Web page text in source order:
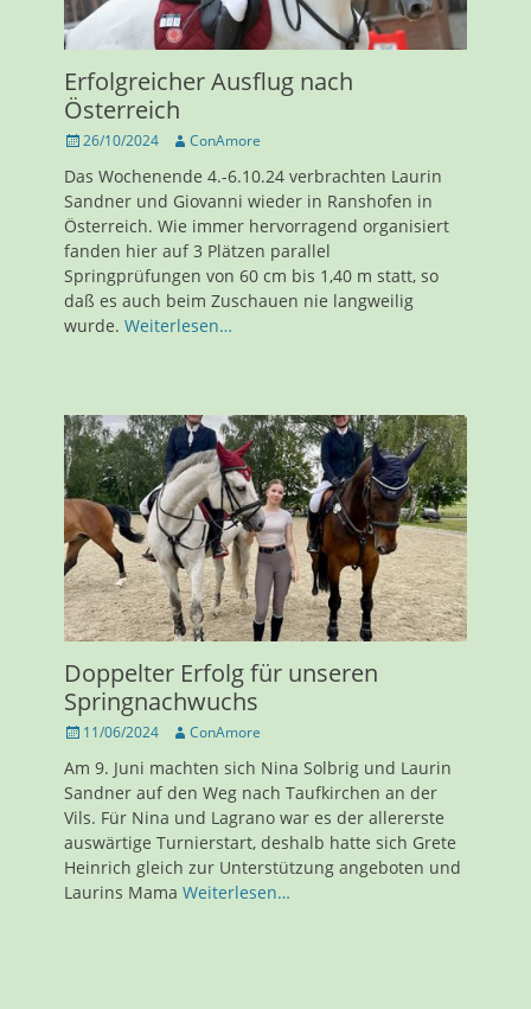
Erfolgreicher Ausflug nach
Österreich
Veröffentlicht
26/10/2024 AutorConAmore
Das Wochenende 4.-6.10.24 verbrachten Laurin
Sandner und Giovanni wieder in Ranshofen in
Österreich. Wie immer hervorragend organisiert
fanden hier auf 3 Plätzen parallel
Springprüfungen von 60 cm bis 1,40 m statt, so
daß es auch beim Zuschauen nie langweilig
wurde. Weiterlesen…
Doppelter Erfolg für unseren
Springnachwuchs
Veröffentlicht
11/06/2024 AutorConAmore
Am 9. Juni machten sich Nina Solbrig und Laurin
Sandner auf den Weg nach Taufkirchen an der
Vils. Für Nina und Lagrano war es der allererste
auswärtige Turnierstart, deshalb hatte sich Grete
Heinrich gleich zur Unterstützung angeboten und
Laurins Mama Weiterlesen…